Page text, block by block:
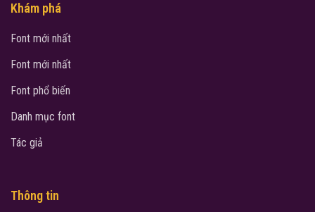
Khám phá
Font mới nhất
Font mới nhất
Font phổ biến
Danh mục font
Tác giả
Thông tin